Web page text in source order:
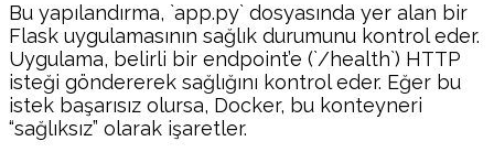
Bu yapılandırma, `app.py` dosyasında yer alan bir
Flask uygulamasının sağlık durumunu kontrol eder.
Uygulama, belirli bir endpoint’e (`/health`) HTTP
isteği göndererek sağlığını kontrol eder. Eğer bu
istek başarısız olursa, Docker, bu konteyneri
“sağlıksız” olarak işaretler.